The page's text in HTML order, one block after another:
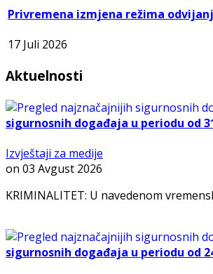
Privremena izmjena režima
17 Juli 2026
Aktuelnosti
sigurnosnih događaja u periodu od
Izvještaji za medije
on 03 Avgust 2026
KRIMINALITET: U navedenom
sigurnosnih događaja u periodu od